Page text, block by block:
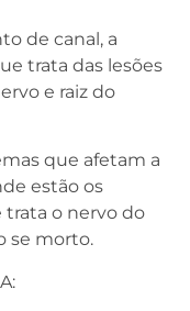
de canal, a
trata das lesões
e raiz do
que afetam a
estão os
trata o nervo do
se morto.